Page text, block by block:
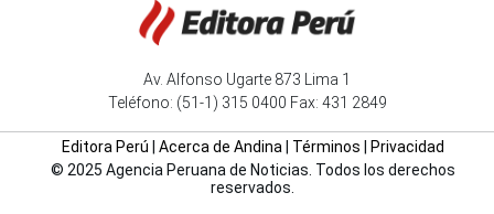
Av. Alfonso Ugarte 873 Lima 1
Teléfono: (51-1) 315 0400 Fax: 431 2849
Editora Perú Acerca de Andina Términos
Privacidad
© 2025 Agencia Peruana de Noticias. Todos los derechos
reservados.